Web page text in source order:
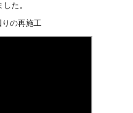
た。
の再施工